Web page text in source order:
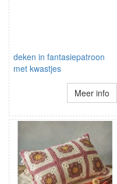
deken in fantasiepatroon
met kwastjes
Meer info